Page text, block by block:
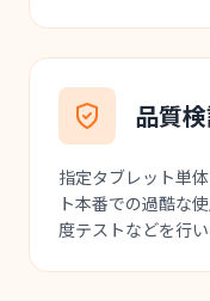
品質
指定タブレット単
ト本番での過酷な
度テストなどを行